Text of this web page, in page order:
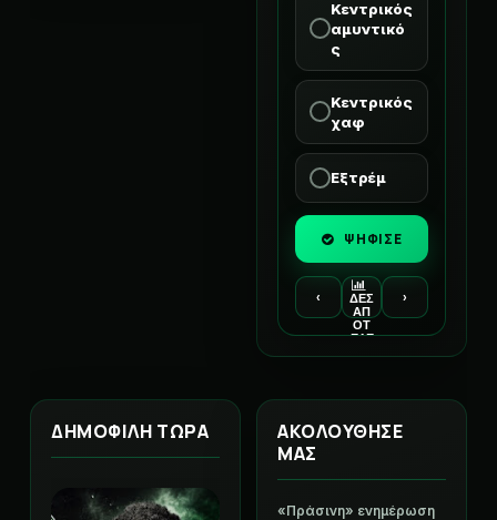
Κεντρικός
αμυντικό
ς
Κεντρικός
χαφ
Εξτρέμ
ΨΗΦΙΣΕ
‹
ΔΕΣ
ΑΠ
ΟΤ
ΕΛΕ
›
ΔΗΜΟΦΙΛΗ ΤΩΡΑ
ΑΚΟΛΟΥΘΗΣΕ
ΜΑΣ
«Πράσινη» ενημέρωση